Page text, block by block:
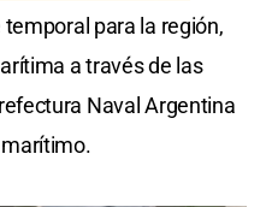
para la región,
a través de las
Naval Argentina